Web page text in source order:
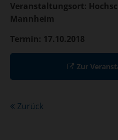
Veranstaltungsort:
Mannheim
Termin: 17.10.2018
Zur
Zurück